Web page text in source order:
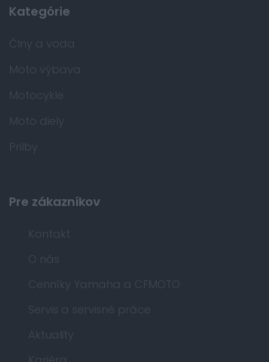
Kategórie
Člny a voda
Moto výbava
Motocykle
Moto diely
Prilby
Pre zákazníkov
Kontakt
O nás
Cenníky Yamaha a CFMOTO
Servis a servisné práce
Aktuality